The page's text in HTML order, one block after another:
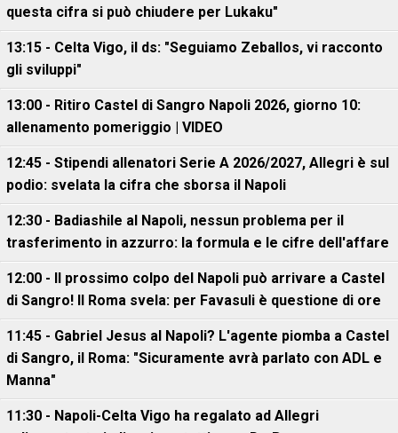
questa cifra si può chiudere per Lukaku"
13:15 - Celta Vigo, il ds: "Seguiamo Zeballos, vi racconto
gli sviluppi"
13:00 - Ritiro Castel di Sangro Napoli 2026, giorno 10:
allenamento pomeriggio | VIDEO
12:45 - Stipendi allenatori Serie A 2026/2027, Allegri è sul
podio: svelata la cifra che sborsa il Napoli
12:30 - Badiashile al Napoli, nessun problema per il
trasferimento in azzurro: la formula e le cifre dell'affare
12:00 - Il prossimo colpo del Napoli può arrivare a Castel
di Sangro! Il Roma svela: per Favasuli è questione di ore
11:45 - Gabriel Jesus al Napoli? L'agente piomba a Castel
di Sangro, il Roma: "Sicuramente avrà parlato con ADL e
Manna"
11:30 - Napoli-Celta Vigo ha regalato ad Allegri